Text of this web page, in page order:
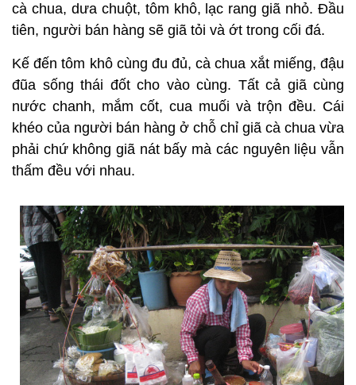
cà chua, dưa chuột, tôm khô, lạc rang giã nhỏ. Đầu
tiên, người bán hàng sẽ giã tỏi và ớt trong cối đá.
Kế đến tôm khô cùng đu đủ, cà chua xắt miếng, đậu
đũa sống thái đốt cho vào cùng. Tất cả giã cùng
nước chanh, mắm cốt, cua muối và trộn đều. Cái
khéo của người bán hàng ở chỗ chỉ giã cà chua vừa
phải chứ không giã nát bấy mà các nguyên liệu vẫn
thấm đều với nhau.